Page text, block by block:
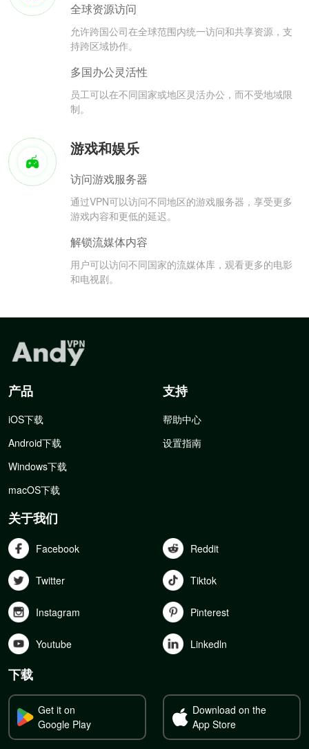
全球资源访问
允许跨国公司在全球范围内统一访问和共享资源，支
持跨区域协作。
多国办公灵活性
员工可以在不同国家或地区灵活办公，而不受地域限
制。
游戏和娱乐
访问游戏服务器
通过VPN可以访问不同地区的游戏服务器，享受更多
游戏内容和更低的延迟。
解锁流媒体内容
用户可以访问不同国家的流媒体库，观看更多的电影
和电视剧。
产品
iOS下载
Android下载
Windows下载
macOS下载
支持
帮助中心
设置指南
关于我们
Facebook Reddit
Twitter Tiktok
Instagram Pinterest
Youtube Linkedln
下载
Get it on
Google Play
Download on the
App Store